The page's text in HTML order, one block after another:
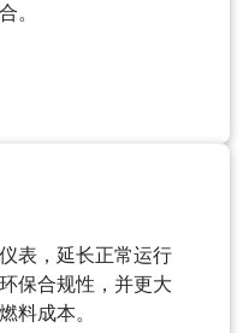
。​
表，延长正常运行
保合规性，并更大
料成本。​